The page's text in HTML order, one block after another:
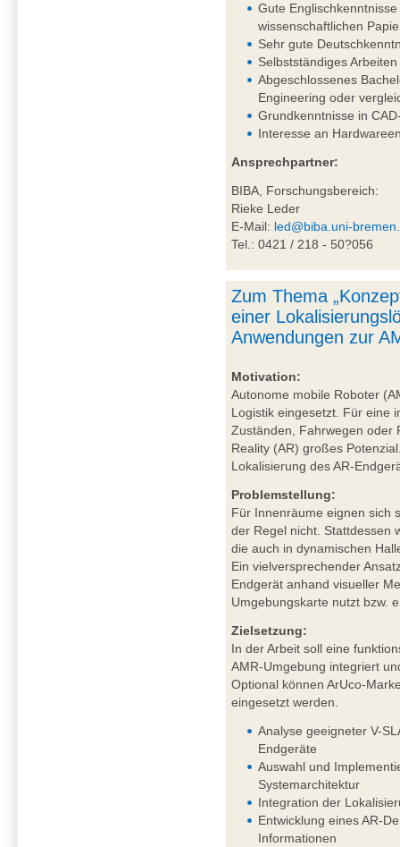
Gute
wissenschaftlichen
Sehr gute
Selbstständiges
Abgeschlossenes
Engineering oder
Grundkenntnisse in
Interesse an
Ansprechpartner:
BIBA, Forschungsbereich:
Rieke Leder
E-Mail: led@biba.uni-
Tel.: 0421 / 218 - 50?056
Zum Thema
einer
Anwendungen zur
Motivation:
Autonome mobile Roboter
Logistik eingesetzt. Für eine
Zuständen, Fahrwegen oder
Reality (AR) großes
Lokalisierung des AR-
Problemstellung:
Für Innenräume eignen sich
der Regel nicht. Stattdessen
die auch in dynamischen
Ein vielversprechender
Endgerät anhand visueller
Umgebungskarte nutzt bzw.
Zielsetzung:
In der Arbeit soll eine
AMR-Umgebung integriert
Optional können ArUco-
eingesetzt werden.
Analyse geeigneter V-
Endgeräte
Auswahl und
Systemarchitektur
Integration der
Entwicklung eines AR-
Informationen